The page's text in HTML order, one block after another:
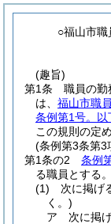
○福山市職
(趣旨)
第1条
職員の勤
は、 福山市職
条例第1号。
この規則の定
(条例第3条第3
第1条の2
条例
る職員とする。
(1)
次に掲げ
く。)
ア
次に掲